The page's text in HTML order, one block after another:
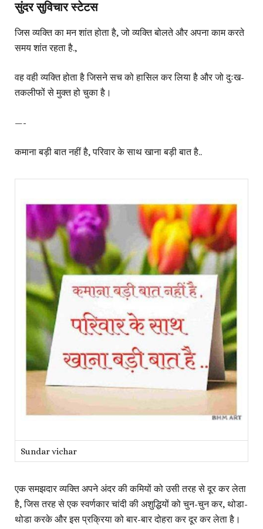
सुंदर सुविचार स्टेटस
जिस व्यक्ति का मन शांत होता है, जो व्यक्ति बोलते और अपना काम करते
समय शांत रहता है.,
वह वही व्यक्ति होता है जिसने सच को हासिल कर लिया है और जो दुःख-
तकलीफों से मुक्त हो चुका है।
—-
कमाना बड़ी बात नहीं है, परिवार के साथ खाना बड़ी बात है..
Sundar vichar
एक समझदार व्यक्ति अपने अंदर की कमियों को उसी तरह से दूर कर लेता
है, जिस तरह से एक स्वर्णकार चांदी की अशुद्धियों को चुन-चुन कर, थोडा-
थोडा करके और इस प्रक्रिया को बार-बार दोहरा कर दूर कर लेता है।